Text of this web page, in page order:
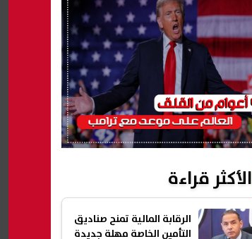
الأكثر قراءة
الرقابة المالية تمنح صناديق
التأمين الخاصة مهلة جديدة